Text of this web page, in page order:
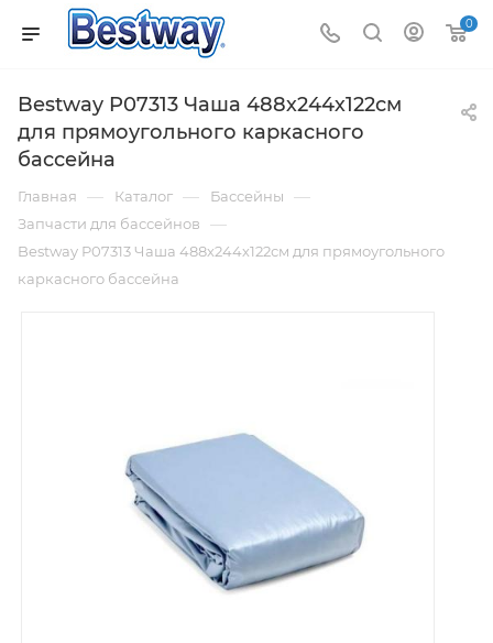
0
Bestway P07313 Чаша 488х244х122см
для прямоугольного каркасного
бассейна
Главная — Каталог — Бассейны —
Запчасти для бассейнов —
Bestway P07313 Чаша 488х244х122см для прямоугольного
каркасного бассейна